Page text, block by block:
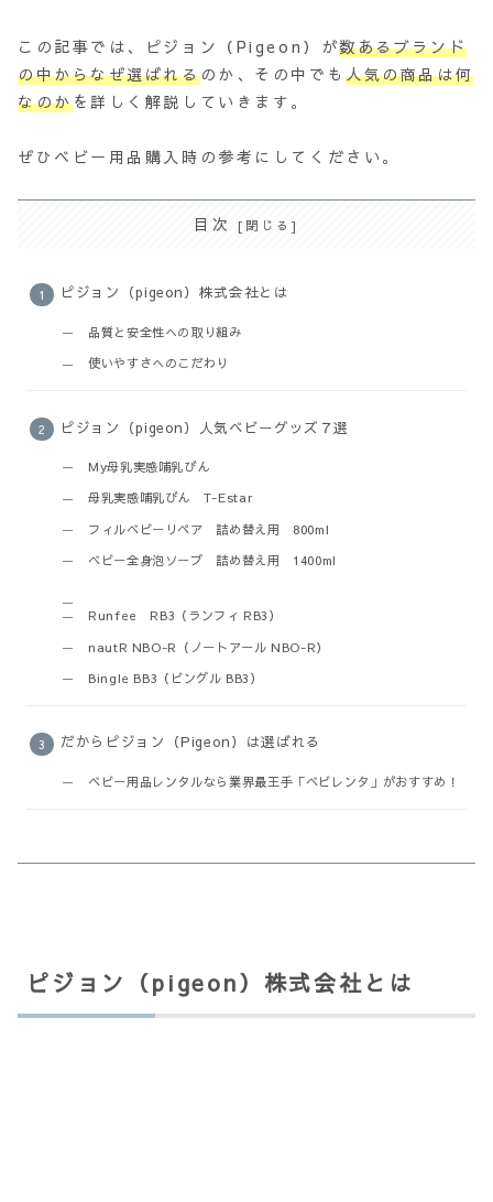
この記事では、ピジョン（Pigeon）が数あるブランド
の中からなぜ選ばれるのか、その中でも人気の商品は何
なのかを詳しく解説していきます。
ぜひベビー用品購入時の参考にしてください。
目次
ピジョン（pigeon）株式会社とは
品質と安全性への取り組み
使いやすさへのこだわり
ピジョン（pigeon）人気ベビーグッズ７選
My母乳実感哺乳びん
母乳実感哺乳びん T-Estar
フィルベビーリペア 詰め替え用 800ml
ベビー全身泡ソープ 詰め替え用 1400ml
Runfee RB3（ランフィ RB3）
nautR NBO-R（ノートアール NBO-R）
Bingle BB3（ビングル BB3）
だからピジョン（Pigeon）は選ばれる
ベビー用品レンタルなら業界最王手「ベビレンタ」がおすすめ！
ピジョン（pigeon）株式会社とは